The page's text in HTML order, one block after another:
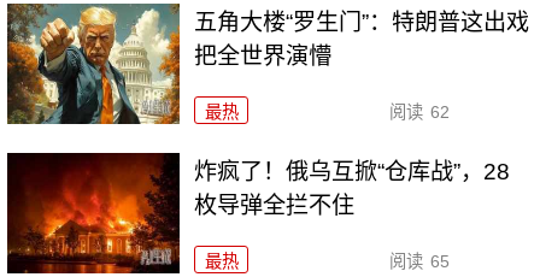
五角大楼“罗生门”：特朗普这出戏
把全世界演懵
最热 阅读 62
炸疯了！俄乌互掀“仓库战”，28
枚导弹全拦不住
最热 阅读 65